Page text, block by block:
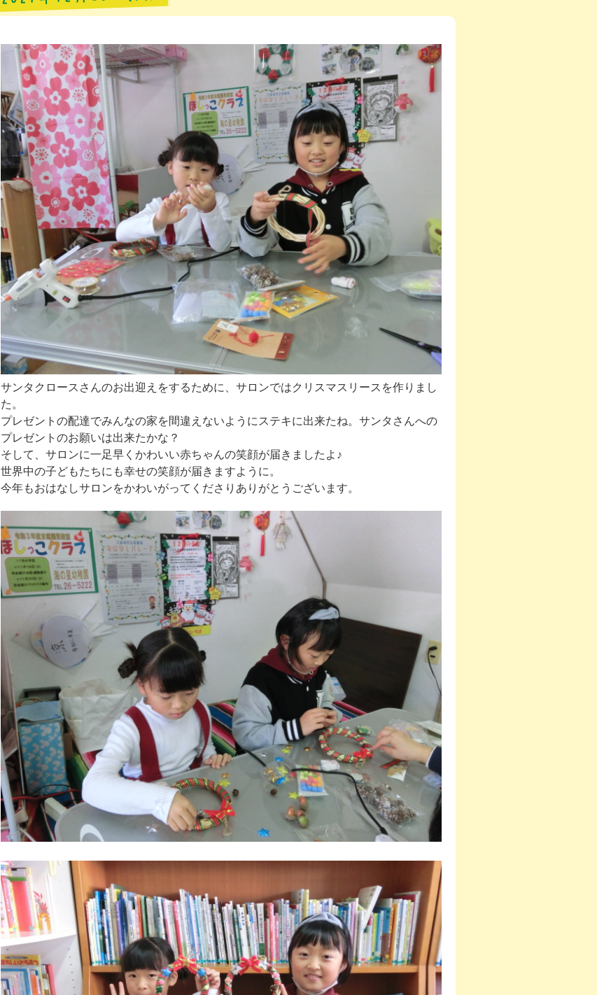
サンタクロースさんのお出迎えをするために、サロンではクリスマスリースを作りまし
た。
プレゼントの配達でみんなの家を間違えないようにステキに出来たね。サンタさんへの
プレゼントのお願いは出来たかな？
そして、サロンに一足早くかわいい赤ちゃんの笑顔が届きましたよ♪
世界中の子どもたちにも幸せの笑顔が届きますように。
今年もおはなしサロンをかわいがってくださりありがとうございます。